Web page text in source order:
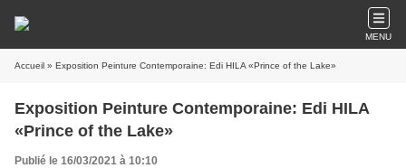
MENU
Accueil » Exposition Peinture Contemporaine: Edi HILA «Prince of the Lake»
Exposition Peinture Contemporaine: Edi HILA
«Prince of the Lake»
Publié le 16/03/2021 à 10:10